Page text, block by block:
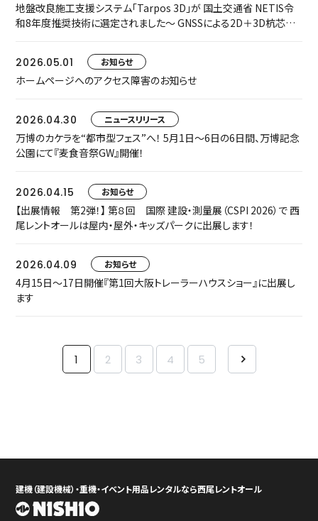
地盤改良施工支援システム「Tarpos 3D」が 国土交通省 NETIS令
和8年度推奨技術に選定されました～ GNSSによる2D＋3D杭芯誘
2026.05.01
お知らせ
ホームページへのアクセス障害のお知らせ
2026.04.30 ニュースリリース
万博のカケラを“都市型フェス”へ！ 5月1日〜6日の6日間、万博記念
公園にて『麦食音祭GW』開催！
2026.04.15 お知らせ
【出展情報 第2弾！】 第８回 国際 建設・測量展（CSPI 2026）で 西
尾レントオールは屋内・屋外・キッズパークに出展します！
2026.04.09 お知らせ
4月15日～17日開催『第1回大阪トレーラーハウスショー』に出展し
ます
1 2 3 4 5
建機（建設機械）・重機・イベント用品レンタルなら西尾レントオール